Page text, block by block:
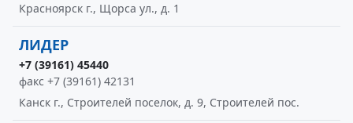
Красноярск г., Щорса ул., д. 1
ЛИДЕР
+7 (39161) 45440
факс +7 (39161) 42131
Канск г., Строителей поселок, д. 9, Строителей пос.